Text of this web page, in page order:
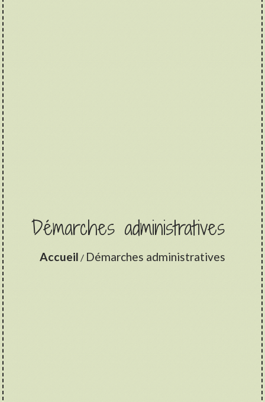
Démarches administratives
Accueil / Démarches administratives